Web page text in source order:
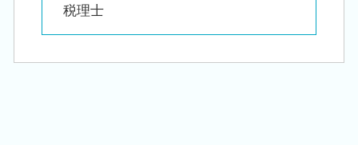
税理士